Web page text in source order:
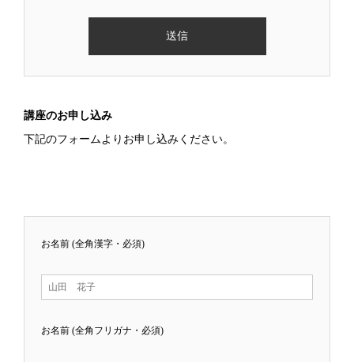
講座のお申し込み
下記のフォームよりお申し込みください。
お名前 (全角漢字・必須)
お名前 (全角フリガナ・必須)